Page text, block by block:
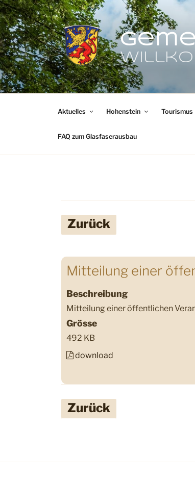
Zum
Inhalt
springen
Aktuelles Hohenstein Tourismus
FAQ zum Glasfaserausbau
Zurück
Mitteilung einer
Beschreibung
Mitteilung einer öffentlichen
Grösse
492 KB
download
Zurück